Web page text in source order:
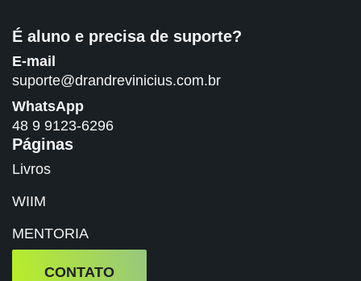
É aluno e precisa de suporte?
E-mail
suporte@drandrevinicius.com.br
WhatsApp
48 9 9123-6296
Páginas
Livros
WIIM
MENTORIA
CONTATO